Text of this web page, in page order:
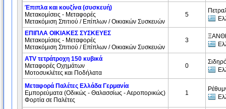
Έπιπλα και κουζίνα (συσκευή)
Μετακομίσεις - Μεταφορές
Μετακόμιση Σπιτιού / Επίπλων / Οικιακών Συσκευών
5
ΕΠΙΠΛΑ ΟΙΚΙΑΚΕΣ ΣΥΣΚΕΥΕΣ
Μετακομίσεις - Μεταφορές
Μετακόμιση Σπιτιού / Επίπλων / Οικιακών Συσκευών
3
ATV τετράτροχη 150 κυβικά
Μεταφορές Οχημάτων
Μοτοσυκλέτες και Ποδήλατα
0
Μεταφορά Παλέτες Ελλάδα Γερμανία
Εμπορεύματα (Oδικώς - Θαλασσίως - Αεροπορικώς)
Φορτία σε Παλέτες
1